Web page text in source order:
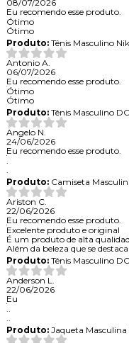
08/07/2026
Eu recomendo esse produto.
Ótimo
Ótimo
Produto:Tênis Masculino
Antonio A.
06/07/2026
Eu recomendo esse produto.
Ótimo
Ótimo
Produto:Tênis Masculino
Angelo N.
24/06/2026
Eu recomendo esse produto.
Produto:Camiseta
Ariston C.
22/06/2026
Eu recomendo esse produto.
Excelente produto e original
É um produto de alta
Além da beleza que se
Produto:Tênis Masculino
Anderson L.
22/06/2026
Eu
Produto:Jaqueta Masculina